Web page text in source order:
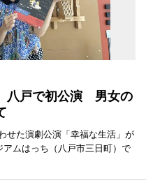
八戸で初公演 男女の
せた演劇公演「幸福な生活」が
ムはっち（八戸市三日町）で